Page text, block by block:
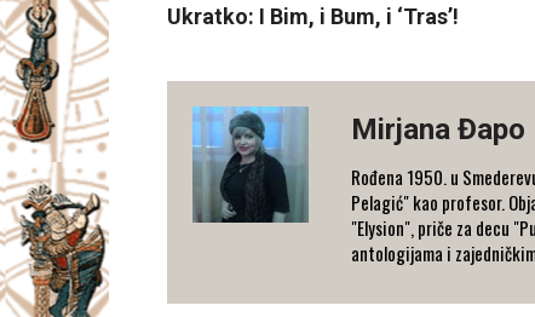
Ukratko: I Bim, i Bum, i ‘Tras’!
Mirjana Đapo
Rođena 1950. u
Pelagić" kao profesor.
"Elysion", priče za decu
antologijama i